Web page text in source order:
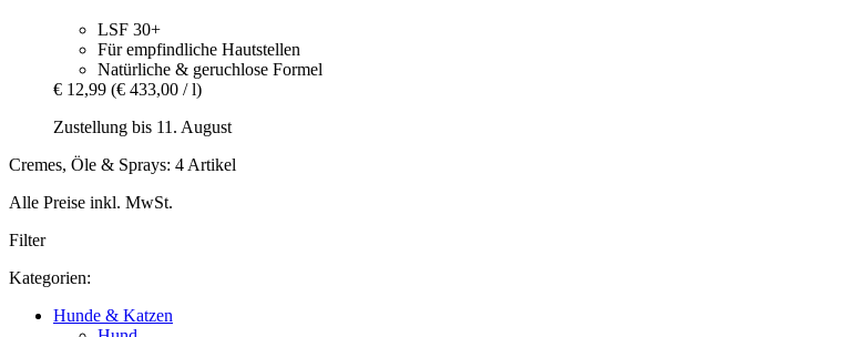
LSF 30+
Für empfindliche Hautstellen
Natürliche & geruchlose Formel
€ 12,99 (€ 433,00 / l)
Zustellung bis 11. August
Cremes, Öle & Sprays: 4 Artikel
Alle Preise inkl. MwSt.
Filter
Kategorien:
Hunde & Katzen